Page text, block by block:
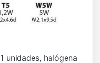
unidades, halógena